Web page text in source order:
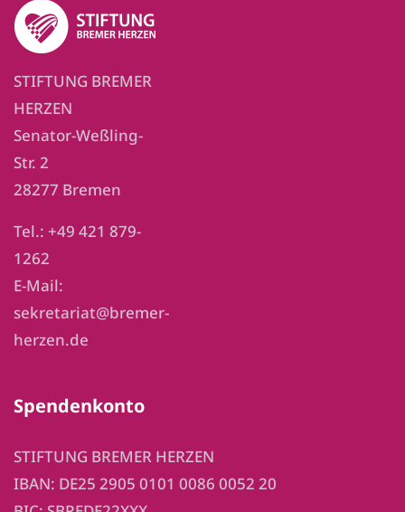
STIFTUNG BREMER
HERZEN
Senator-Weßling-
Str. 2
28277 Bremen
Tel.: +49 421 879-
1262
E-Mail:
sekretariat@bremer-
herzen.de
Spendenkonto
STIFTUNG BREMER HERZEN
IBAN: DE25 2905 0101 0086 0052 20